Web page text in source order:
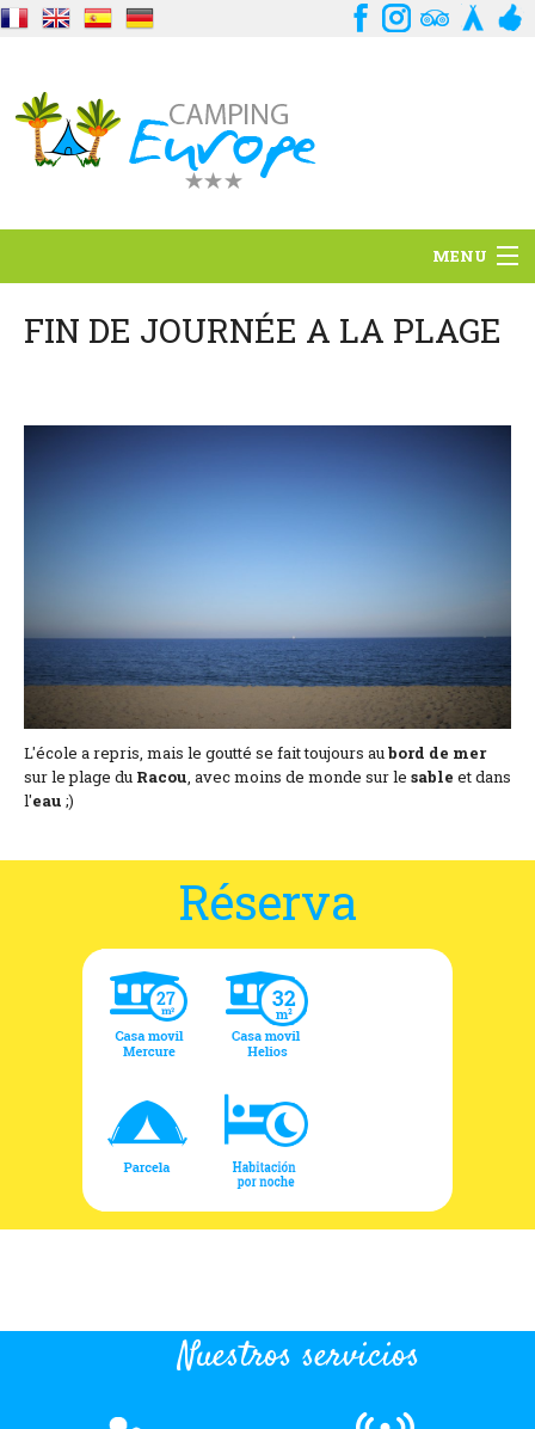
MENU
Situación
Servicios
Documentación
Noticias
Casa móvil y tarifas
Parcela y tarifas
Habitación por noche y precios
FIN DE JOURNÉE A LA PLAGE
L'école a repris, mais le goutté se fait toujours aubord de mer
sur le plage du Racou, avec moins de monde sur le sable et dans
l'eau ;)
Réserva
Nuestros servicios